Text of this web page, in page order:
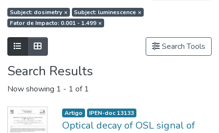
Subject: dosimetry × Subject: luminescence ×
Fator de Impacto: 0.001 - 1.499 ×
Search Tools
Search Results
Now showing 1 - 1 of 1
Artigo IPEN-doc 13133
Optical decay of OSL signal of